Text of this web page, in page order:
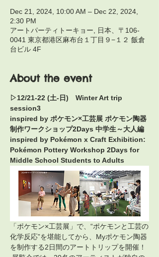
Dec 21, 2024, 10:00 AM – Dec 22, 2024,
2:30 PM
アートパーティトーキョー, 日本、〒106-
0041 東京都港区麻布台１丁目９−１２ 飯倉
台ビル 4F
About the event
▷12/21-22 (土-日)　Winter Art trip
session3
inspired by ポケモン×工芸展 ポケモン陶器
制作ワークショップ2Days 中学生～大人編
inspired by Pokémon x Craft Exhibition:
Pokémon Pottery Workshop 2Days for
Middle School Students to Adults
「ポケモン×工芸展」で、“ポケモンと工芸の
化学反応”を堪能してから、Myポケモン陶器
を制作する2日間のアートトリップを開催！